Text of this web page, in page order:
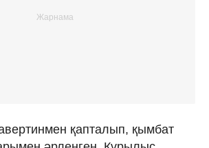
қапталып, қымбат